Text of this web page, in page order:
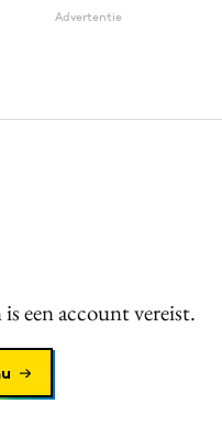
Advertentie
een account vereist.